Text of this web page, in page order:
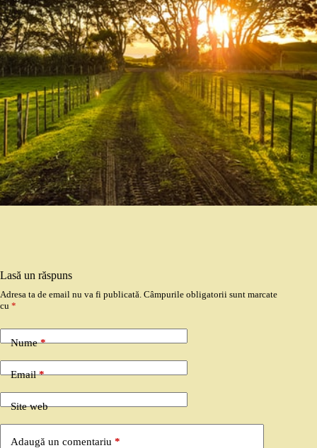
Lasă un răspuns
Adresa ta de email nu va fi publicată. Câmpurile obligatorii sunt marcate
cu *
Nume*
Email*
Site web
Adaugă un comentariu *